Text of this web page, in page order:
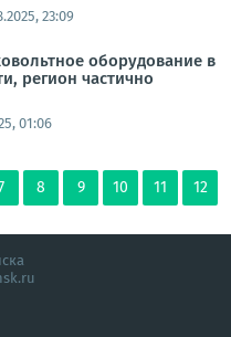
23:09
оборудование в
регион частично
01:06
8 9 10 11 12